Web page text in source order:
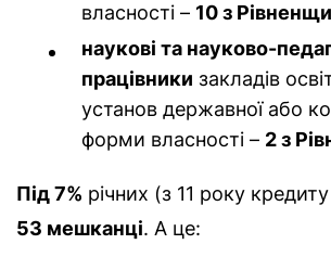
власності – 10 з
наукові та науково-
працівники закладів
установ державної або
форми власності – 2 з
Під 7% річних (з 11 року
53 мешканці. А це: